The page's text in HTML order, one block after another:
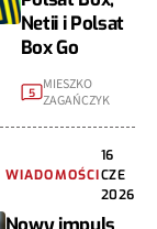
Netii i Polsat
Box Go
5 MIESZKO
ZAGAŃCZYK
WIADOMOŚCI
16
CZE
2026